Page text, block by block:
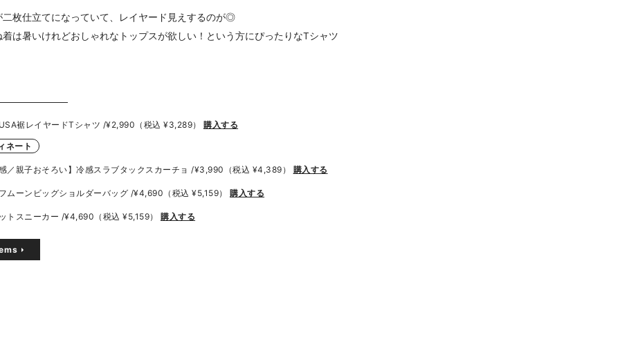
二枚仕立てになっていて、レイヤード見えするのが◎
は暑いけれどおしゃれなトップスが欲しい！という方にぴったりなTシャツ
裾レイヤードTシャツ /¥2,990（税込 ¥3,289）購入する
ネート
／親子おそろい】冷感スラブタックスカーチョ /¥3,990（税込 ¥4,389） 購入する
ムーンビッグショルダーバッグ /¥4,690（税込 ¥5,159）購入する
トスニーカー /¥4,690（税込 ¥5,159）購入する